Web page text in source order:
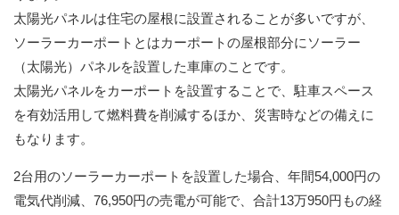
太陽光パネルは住宅の屋根に設置されることが多いですが、
ソーラーカーポートとはカーポートの屋根部分にソーラー
（太陽光）パネルを設置した車庫のことです。
太陽光パネルをカーポートを設置することで、駐車スペース
を有効活用して燃料費を削減するほか、災害時などの備えに
もなります。
2台用のソーラーカーポートを設置した場合、年間54,000円の
電気代削減、76,950円の売電が可能で、合計13万950円もの経